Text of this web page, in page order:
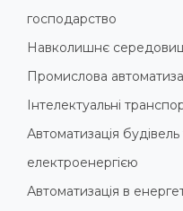
господарство
Навколишнє
Промислова
Інтелектуальні
Автоматизація
електроенергією
Автоматизація в